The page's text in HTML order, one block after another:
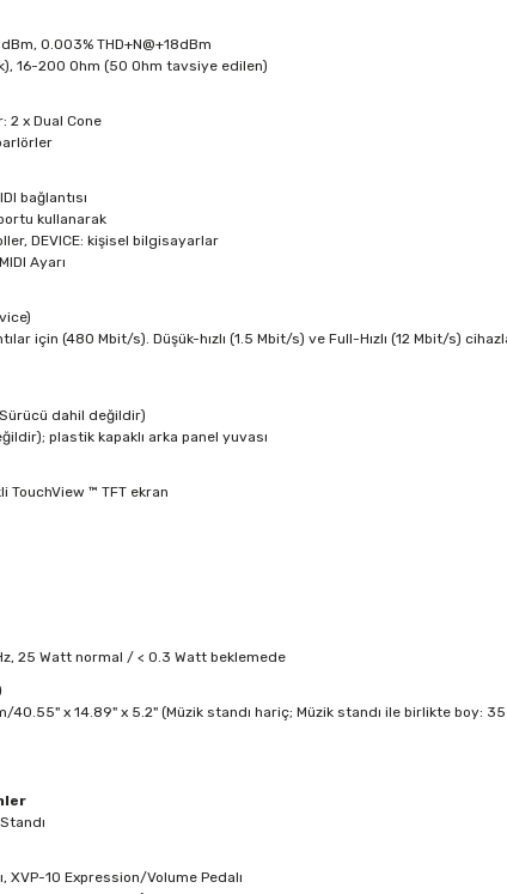
0.003% THD+N@+18dBm
16-200 Ohm (50 Ohm tavsiye edilen)
2 x Dual Cone
bağlantısı
kullanarak
DEVICE: kişisel bilgisayarlar
Ayarı
için (480 Mbit/s). Düşük-hızlı (1.5 Mbit/s) ve Full-Hızlı (12 Mbit/s)
dahil değildir)
plastik kapaklı arka panel yuvası
TouchView ™ TFT ekran
25 Watt normal / < 0.3 Watt beklemede
40.55" x 14.89" x 5.2" (Müzik standı hariç; Müzik standı ile birlikte boy:
XVP-10 Expression/Volume Pedalı